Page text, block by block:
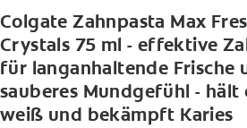
Colgate Zahnpasta Max
Crystals 75 ml - effektive
für langanhaltende Frische
sauberes Mundgefühl - hält
weiß und bekämpft Karies